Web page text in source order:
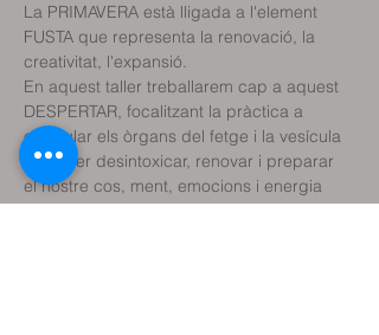
La PRIMAVERA està lligada a l'element
FUSTA que representa la renovació, la
En aquest taller treballarem cap a aquest
DESPERTAR, focalitzant la pràctica a
estimular els òrgans del fetge i la vesícula
biliar per desintoxicar, renovar i preparar
el nostre cos, ment, emocions i energia